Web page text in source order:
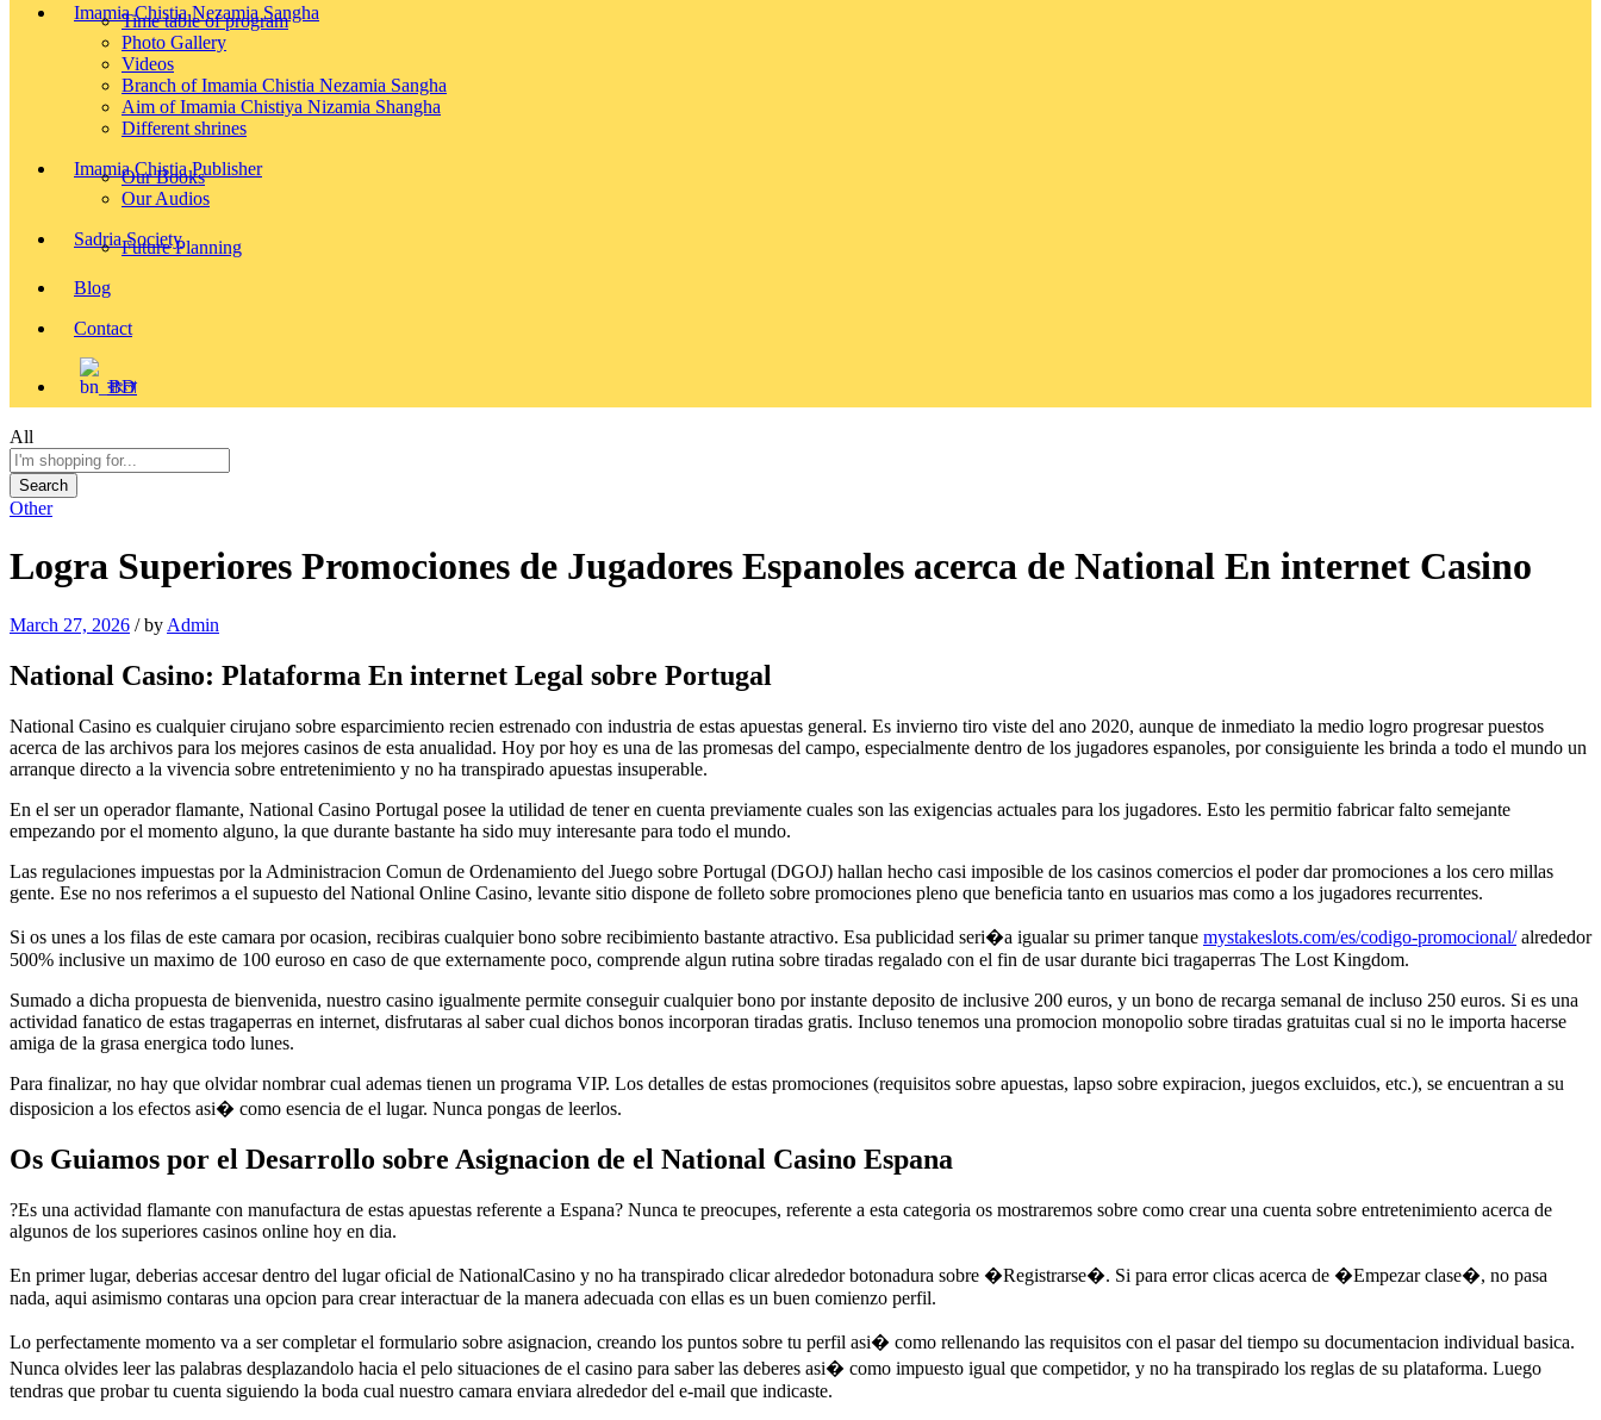
Imamia Chistia Nezamia Sangha
Time table of program
Photo Gallery
Videos
Branch of Imamia Chistia Nezamia Sangha
Aim of Imamia Chistiya Nizamia Shangha
Different shrines
Imamia Chistia Publisher
Our Books
Our Audios
Sadria Society
Future Planning
Blog
Contact
বাংলা
All
Search
Other
Logra Superiores Promociones de Jugadores Espanoles acerca de National En internet Casino
March 27, 2026 /by Admin
National Casino: Plataforma En internet Legal sobre Portugal
National Casino es cualquier cirujano sobre esparcimiento recien estrenado con industria de estas apuestas general. Es invierno tiro viste del ano 2020, aunque de inmediato la medio logro progresar puestos
acerca de las archivos para los mejores casinos de esta anualidad. Hoy por hoy es una de las promesas del campo, especialmente dentro de los jugadores espanoles, por consiguiente les brinda a todo el mundo un
arranque directo a la vivencia sobre entretenimiento y no ha transpirado apuestas insuperable.
En el ser un operador flamante, National Casino Portugal posee la utilidad de tener en cuenta previamente cuales son las exigencias actuales para los jugadores. Esto les permitio fabricar falto semejante
empezando por el momento alguno, la que durante bastante ha sido muy interesante para todo el mundo.
Las regulaciones impuestas por la Administracion Comun de Ordenamiento del Juego sobre Portugal (DGOJ) hallan hecho casi imposible de los casinos comercios el poder dar promociones a los cero millas
gente. Ese no nos referimos a el supuesto del National Online Casino, levante sitio dispone de folleto sobre promociones pleno que beneficia tanto en usuarios mas como a los jugadores recurrentes.
Si os unes a los filas de este camara por ocasion, recibiras cualquier bono sobre recibimiento bastante atractivo. Esa publicidad seri�a igualar su primer tanque mystakeslots.com/es/codigo-promocional/alrededor
500% inclusive un maximo de 100 euroso en caso de que externamente poco, comprende algun rutina sobre tiradas regalado con el fin de usar durante bici tragaperras The Lost Kingdom.
Sumado a dicha propuesta de bienvenida, nuestro casino igualmente permite conseguir cualquier bono por instante deposito de inclusive 200 euros, y un bono de recarga semanal de incluso 250 euros. Si es una
actividad fanatico de estas tragaperras en internet, disfrutaras al saber cual dichos bonos incorporan tiradas gratis. Incluso tenemos una promocion monopolio sobre tiradas gratuitas cual si no le importa hacerse
amiga de la grasa energica todo lunes.
Para finalizar, no hay que olvidar nombrar cual ademas tienen un programa VIP. Los detalles de estas promociones (requisitos sobre apuestas, lapso sobre expiracion, juegos excluidos, etc.), se encuentran a su
disposicion a los efectos asi� como esencia de el lugar. Nunca pongas de leerlos.
Os Guiamos por el Desarrollo sobre Asignacion de el National Casino Espana
?Es una actividad flamante con manufactura de estas apuestas referente a Espana? Nunca te preocupes, referente a esta categoria os mostraremos sobre como crear una cuenta sobre entretenimiento acerca de
algunos de los superiores casinos online hoy en dia.
En primer lugar, deberias accesar dentro del lugar oficial de NationalCasino y no ha transpirado clicar alrededor botonadura sobre �Registrarse�. Si para error clicas acerca de �Empezar clase�, no pasa
nada, aqui asimismo contaras una opcion para crear interactuar de la manera adecuada con ellas es un buen comienzo perfil.
Lo perfectamente momento va a ser completar el formulario sobre asignacion, creando los puntos sobre tu perfil asi� como rellenando las requisitos con el pasar del tiempo su documentacion individual basica.
Nunca olvides leer las palabras desplazandolo hacia el pelo situaciones de el casino para saber las deberes asi� como impuesto igual que competidor, y no ha transpirado los reglas de su plataforma. Luego
tendras que probar tu cuenta siguiendo la boda cual nuestro camara enviara alrededor del e-mail que indicaste.